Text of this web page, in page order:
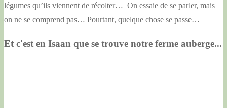
légumes qu’ils viennent de récolter… On essaie de se parler, mais
on ne se comprend pas… Pourtant, quelque chose se passe…
Et c'est en Isaan que se trouve notre ferme auberge...